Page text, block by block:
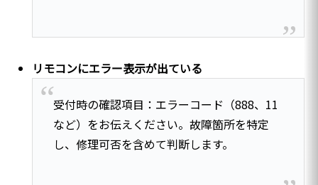
リモコンにエラー表示が出ている
受付時の確認項目：エラーコード（888、11
など）をお伝えください。故障箇所を特定
し、修理可否を含めて判断します。